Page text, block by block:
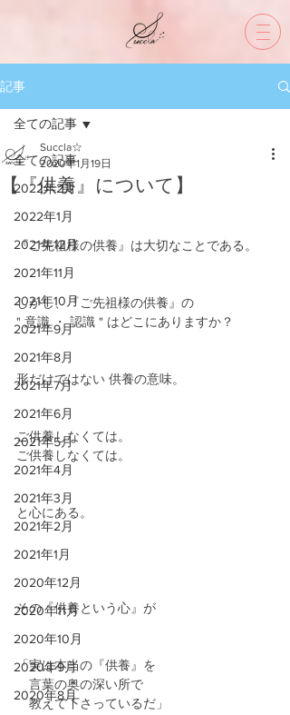
記事
全ての記事
2022年2月
2022年1月
2021年12月
2021年11月
2021年10月
2021年9月
2021年8月
2021年7月
2021年6月
2021年5月
2021年4月
2021年3月
2021年2月
2021年1月
2020年12月
2020年11月
2020年10月
2020年9月
2020年8月
全ての記事
【『供養』について】
Succla☆
2020年1月19日
『ご先祖様の供養』は大切なことである。
しかし、『ご先祖様の供養』の
" 意識 ・ 認識 " はどこにありますか？
形だけではない 供養の意味。
ご供養しなくては。
ご供養しなくては。
と心にある。
その『供養という心』が
「実は本当の『供養』を
言葉の奥の深い所で
教えて下さっているだ」